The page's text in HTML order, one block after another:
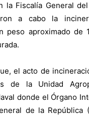
la Fiscalía General
a cabo la
peso aproximado de
el acto de
de la Unidad
donde el Órgano
de la República